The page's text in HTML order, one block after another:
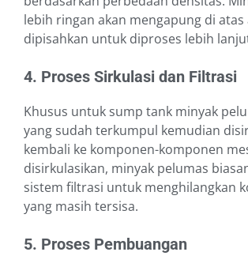
lebih ringan akan mengapung di
dipisahkan untuk diproses lebih
4. Proses Sirkulasi dan Filtrasi
Khusus untuk sump tank minyak
yang sudah terkumpul kemudian
kembali ke komponen-komponen
disirkulasikan, minyak pelumas
sistem filtrasi untuk menghilangkan
yang masih tersisa.
5. Proses Pembuangan